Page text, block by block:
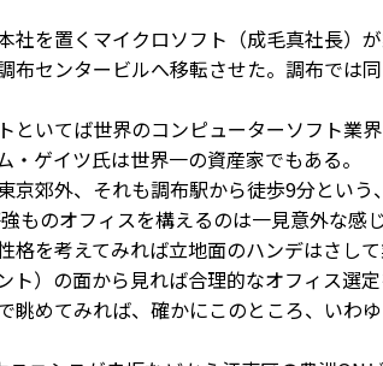
社を置くマイクロソフト（成毛真社長）
布センタービルへ移転させた。調布では
といてば世界のコンピューターソフト業
・ゲイツ氏は世界一の資産家でもある。
京郊外、それも調布駅から徒歩9分とい
ものオフィスを構えるのは一見意外な感
格を考えてみれば立地面のハンデはさし
ト）の面から見れば合理的なオフィス選定
眺めてみれば、確かにこのところ、いわ